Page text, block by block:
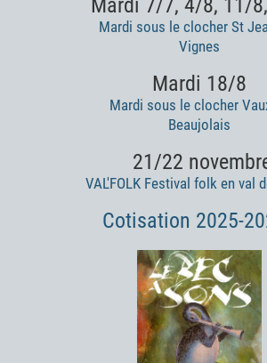
Mardi 7/7, 4/8, 11/
Mardi sous le clocher St
Vignes
Mardi 18/8
Mardi sous le clocher
Beaujolais
21/22
VAL'FOLK Festival folk en val
Cotisation 2025-